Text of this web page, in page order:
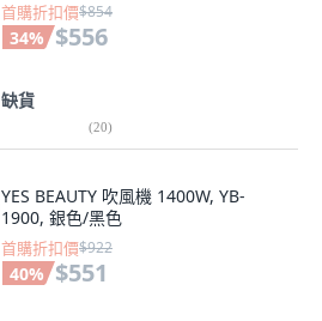
首購折扣價$854
34% $556
缺貨
(20)
YES BEAUTY 吹風機 1400W, YB-
1900, 銀色/黑色
首購折扣價$922
40% $551